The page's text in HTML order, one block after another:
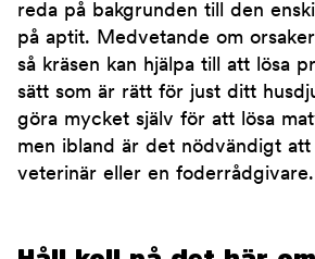
reda på bakgrunden till den
på aptit. Medvetande om
så kräsen kan hjälpa till att lösa
sätt som är rätt för just ditt
göra mycket själv för att lösa
men ibland är det nödvändigt
veterinär eller en foderrådgivare.